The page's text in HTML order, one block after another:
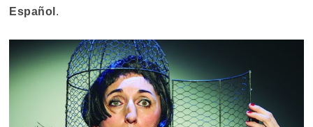
Español .